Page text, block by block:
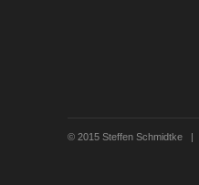
© 2015 Steffen Schmidtke |